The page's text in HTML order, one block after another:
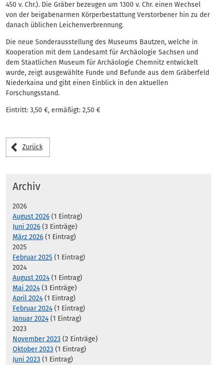
450 v. Chr.). Die Gräber bezeugen um 1300 v. Chr. einen Wechsel
von der beigabenarmen Körperbestattung Verstorbener hin zu der
danach üblichen Leichenverbrennung.
Die neue Sonderausstellung des Museums Bautzen, welche in
Kooperation mit dem Landesamt für Archäologie Sachsen und
dem Staatlichen Museum für Archäologie Chemnitz entwickelt
wurde, zeigt ausgewählte Funde und Befunde aus dem Gräberfeld
Niederkaina und gibt einen Einblick in den aktuellen
Forschungsstand.
Eintritt: 3,50 €, ermäßigt: 2,50 €
Zurück
Archiv
2026
August 2026 (1 Eintrag)
Juni 2026 (3 Einträge)
März 2026 (1 Eintrag)
2025
Februar 2025 (1 Eintrag)
2024
August 2024 (1 Eintrag)
Mai 2024 (3 Einträge)
April 2024 (1 Eintrag)
Februar 2024 (1 Eintrag)
Januar 2024 (1 Eintrag)
2023
November 2023 (2 Einträge)
Oktober 2023 (1 Eintrag)
Juni 2023 (1 Eintrag)